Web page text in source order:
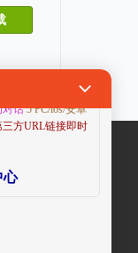
3 网页电
对话5 PC/ios/安卓
方URL链接即时
心